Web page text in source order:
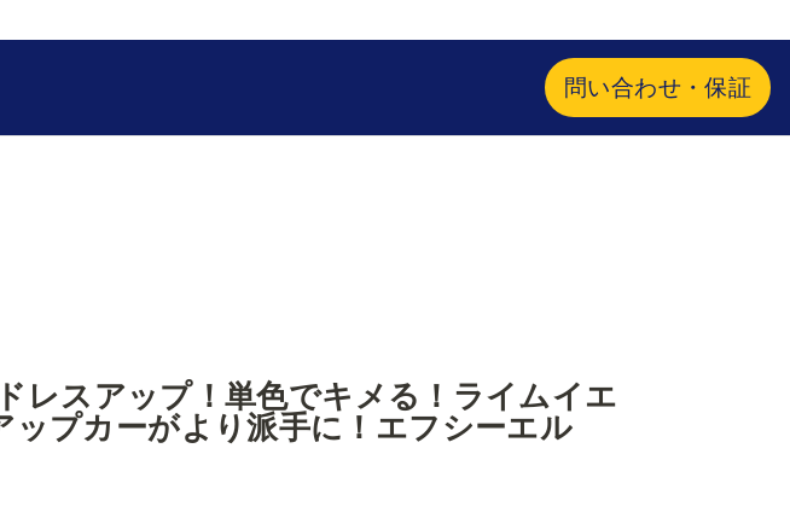
問い合わせ・保証
レスアップ！単色でキメる！ライムイエ
ップカーがより派手に！エフシーエル